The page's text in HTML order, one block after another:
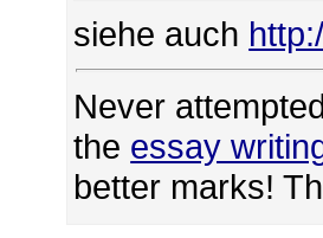
siehe auch
Never
the essay
better marks!